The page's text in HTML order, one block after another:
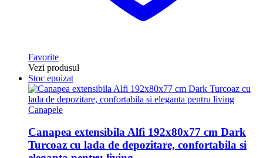
Favorite
Vezi produsul
Stoc epuizat
Canapele
Canapea extensibila Alfi 192x80x77 cm Dark
Turcoaz cu lada de depozitare, confortabila si